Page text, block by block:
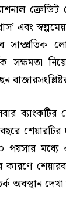
ক্রেডিট
এবং
সাম্প্রতিক
সক্ষমতা
মধ্যে
কারণে
অবস্থান দেখা